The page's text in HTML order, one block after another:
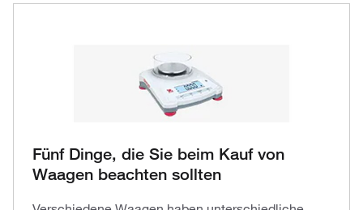
Fünf Dinge, die Sie beim Kauf von
Waagen beachten sollten